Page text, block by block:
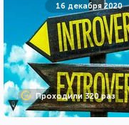
16 декабря 2020
Проходили 320 раз